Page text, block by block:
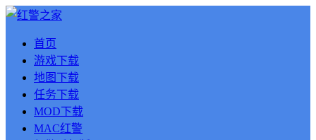
首页
游戏下载
地图下载
任务下载
MOD下载
MAC红警